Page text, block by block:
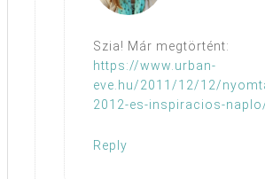
Szia! Már megtörtént:
https://www.urban-
eve.hu/2011/12/12/
2012-es-inspiracios-
Reply